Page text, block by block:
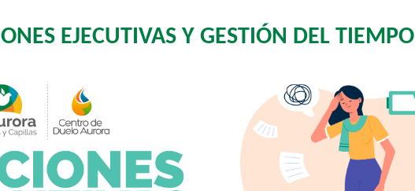
EJECUTIVAS Y GESTIÓN DEL TIEMPO